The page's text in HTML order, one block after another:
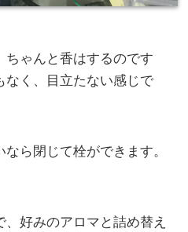
ちゃんと香はするのです
なく、目立たない感じで
ら閉じて栓ができます。
好みのアロマと詰め替え